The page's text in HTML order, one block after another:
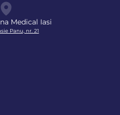
Medical Iasi
Panu, nr. 21